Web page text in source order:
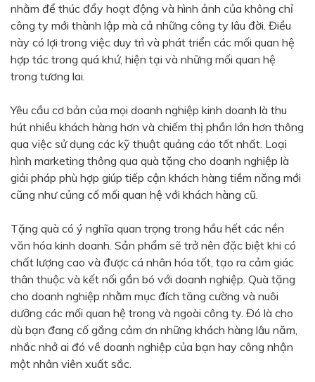
Xanh ngọc
Xanh lá
Cam
Vàng
Hồng
Tím
Xanh dương
Xám
Xanh lục
Vàng kem
Trắng
Bạc - Bạc
Xanh dương - Bạc
Xanh lá - Bạc
Tím - Bạc
Đỏ - Bạc
Bạc - Xanh dương
Bạc - Xanh lá
Bạc - Cam
Bạc - Đỏ
Đỏ - Bạc
Trong suốt
Đen - Trắng
Bạc - Đen
Nâu
nhằm để thúc đẩy hoạt động và hình ảnh của không chỉ
công ty mới thành lập mà cả những công ty lâu đời. Điều
này có lợi trong việc duy trì và phát triển các mối quan hệ
hợp tác trong quá khứ, hiện tại và những mối quan hệ
trong tương lai.
Yêu cầu cơ bản của mọi doanh nghiệp kinh doanh là thu
hút nhiều khách hàng hơn và chiếm thị phần lớn hơn thông
qua việc sử dụng các kỹ thuật quảng cáo tốt nhất. Loại
hình marketing thông qua quà tặng cho doanh nghiệp là
giải pháp phù hợp giúp tiếp cận khách hàng tiềm năng mới
cũng như củng cố mối quan hệ với khách hàng cũ.
Tặng quà có ý nghĩa quan trọng trong hầu hết các nền
văn hóa kinh doanh. Sản phẩm sẽ trở nên đặc biệt khi có
chất lượng cao và được cá nhân hóa tốt, tạo ra cảm giác
thân thuộc và kết nối gắn bó với doanh nghiệp. Quà tặng
cho doanh nghiệp nhằm mục đích tăng cường và nuôi
dưỡng các mối quan hệ trong và ngoài công ty. Đó là cho
dù bạn đang cố gắng cảm ơn những khách hàng lâu năm,
nhắc nhở ai đó về doanh nghiệp của bạn hay công nhận
một nhân viên xuất sắc.